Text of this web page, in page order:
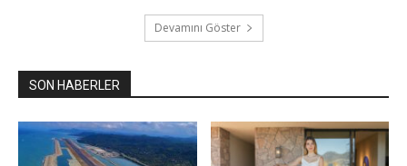
Devamını Göster
SON HABERLER